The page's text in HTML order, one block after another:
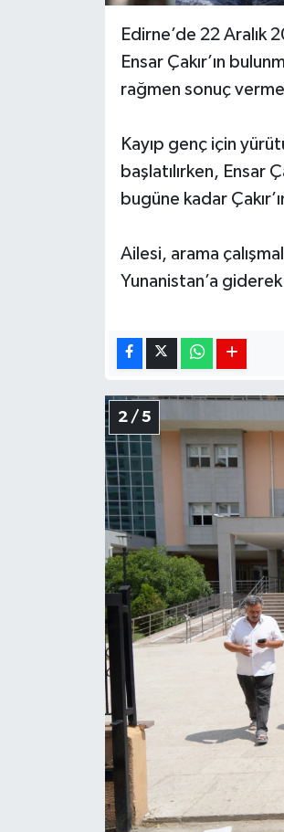
Edirne’de 22 Aralık
Ensar Çakır’ın
rağmen sonuç
Kayıp genç için
başlatılırken, Ensar
bugüne kadar
Ailesi, arama
Yunanistan’a
2 / 5